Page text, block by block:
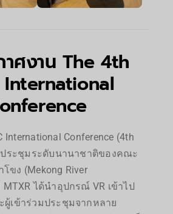
าศงาน The 4th
International
International Conference (4th
ประชุมระดับนานาชาติของคณะ
ขง (Mekong River
ได้นำอุปกรณ์ VR เข้าไป
เข้าร่วมประชุมจากหลาย